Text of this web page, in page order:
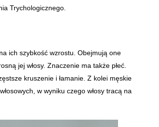
Trychologicznego.
ich szybkość wzrostu. Obejmują one
jej włosy. Znaczenie ma także płeć.
kruszenie i łamanie. Z kolei męskie
w wyniku czego włosy tracą na